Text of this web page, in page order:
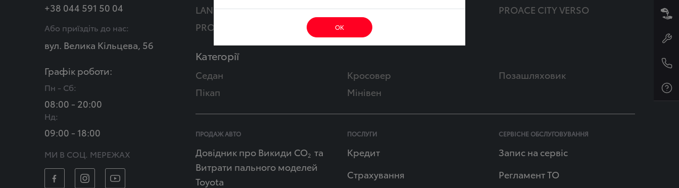
+38 044 591 50 04
Або приїздіть до нас:
вул. Велика Кільцева, 56
Графік роботи:
Пн - Сб:
08:00 - 20:00
Нд:
09:00 - 18:00
МИ В СОЦ. МЕРЕЖАХ
LAND CRUISER
HILUX
PROACE CITY VERSO
PROACE CITY
Категорії
Седан Кросовер
Позашляховик
Пікап
Мінівен
ПРОДАЖ АВТО
Довідник про Викиди СО2 та
Витрати пального моделей
Toyota
ПОСЛУГИ
Кредит
Страхування
СЕРВІСНЕ ОБСЛУГОВУВАННЯ
Запис на сервіс
Регламент ТО
ОК